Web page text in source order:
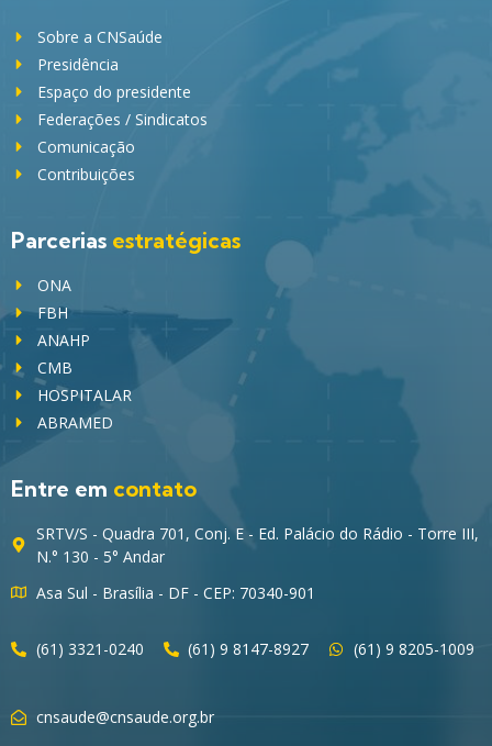
Sobre a CNSaúde
Presidência
Espaço do presidente
Federações / Sindicatos
Comunicação
Contribuições
Parcerias estratégicas
ONA
FBH
ANAHP
CMB
HOSPITALAR
ABRAMED
Entre em contato
SRTV/S - Quadra 701, Conj. E - Ed. Palácio do Rádio - Torre III,
N.° 130 - 5° Andar
Asa Sul - Brasília - DF - CEP: 70340-901
(61) 3321-0240 (61) 9 8147-8927 (61) 9 8205-1009
cnsaude@cnsaude.org.br